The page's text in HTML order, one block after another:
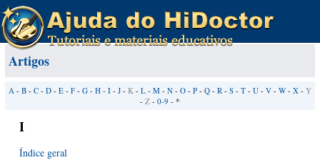
Artigos
A - B - C - D - E - F - G - H - I - J - K - L - M - N - O - P - Q - R - S - T - U - V - W - X - Y
- Z - 0-9 - *
I
Índice geral